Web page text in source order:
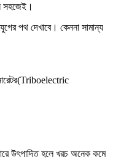
সহজেই।
পথ দেখাবে। কেননা সামান্য
উৎপাদিত হলে খরচ অনেক কমে